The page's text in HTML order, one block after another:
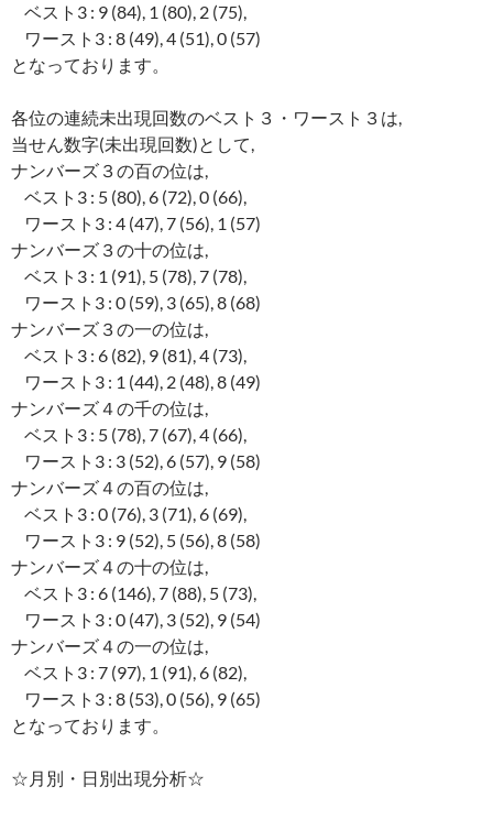
ベスト3 : 9 (84), 1 (80), 2 (75),
ワースト3 : 8 (49), 4 (51), 0 (57)
となっております。
各位の連続未出現回数のベスト３・ワースト３は,
当せん数字(未出現回数)として,
ナンバーズ３の百の位は,
ベスト3 : 5 (80), 6 (72), 0 (66),
ワースト3 : 4 (47), 7 (56), 1 (57)
ナンバーズ３の十の位は,
ベスト3 : 1 (91), 5 (78), 7 (78),
ワースト3 : 0 (59), 3 (65), 8 (68)
ナンバーズ３の一の位は,
ベスト3 : 6 (82), 9 (81), 4 (73),
ワースト3 : 1 (44), 2 (48), 8 (49)
ナンバーズ４の千の位は,
ベスト3 : 5 (78), 7 (67), 4 (66),
ワースト3 : 3 (52), 6 (57), 9 (58)
ナンバーズ４の百の位は,
ベスト3 : 0 (76), 3 (71), 6 (69),
ワースト3 : 9 (52), 5 (56), 8 (58)
ナンバーズ４の十の位は,
ベスト3 : 6 (146), 7 (88), 5 (73),
ワースト3 : 0 (47), 3 (52), 9 (54)
ナンバーズ４の一の位は,
ベスト3 : 7 (97), 1 (91), 6 (82),
ワースト3 : 8 (53), 0 (56), 9 (65)
となっております。
☆月別・日別出現分析☆